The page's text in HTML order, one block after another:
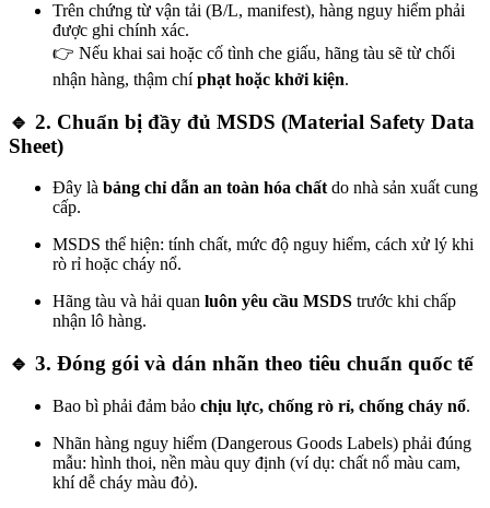
Trên chứng từ vận tải (B/L, manifest), hàng nguy hiểm phải
được ghi chính xác.
👉 Nếu khai sai hoặc cố tình che giấu, hãng tàu sẽ từ chối
nhận hàng, thậm chíphạt hoặc khởi kiện.
🔹 2. Chuẩn bị đầy đủ MSDS (Material Safety Data
Sheet)
Đây là bảng chỉ dẫn an toàn hóa chấtdo nhà sản xuất cung
cấp.
MSDS thể hiện: tính chất, mức độ nguy hiểm, cách xử lý khi
rò rỉ hoặc cháy nổ.
Hãng tàu và hải quan luôn yêu cầu MSDS trước khi chấp
nhận lô hàng.
🔹 3. Đóng gói và dán nhãn theo tiêu chuẩn quốc tế
Bao bì phải đảm bảo chịu lực, chống rò rỉ, chống cháy nổ.
Nhãn hàng nguy hiểm (Dangerous Goods Labels) phải đúng
mẫu: hình thoi, nền màu quy định (ví dụ: chất nổ màu cam,
khí dễ cháy màu đỏ).